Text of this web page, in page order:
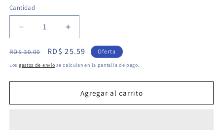
Cantidad
Cantidad
Reducir
cantidad
para
Papel
Verde
-
Aumentar
cantidad
para
Papel
Verde
Fluorescente
-
Precio
habitual
RD$ 30.00
Precio
de
RD$ 25.59 Oferta
Los gastos de envío se calculan en la pantalla de pago.
Agregar al carrito